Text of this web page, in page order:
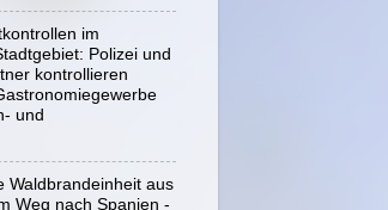
im
Polizei und
kontrollieren
und
Waldbrandeinheit aus
Weg nach Spanien -